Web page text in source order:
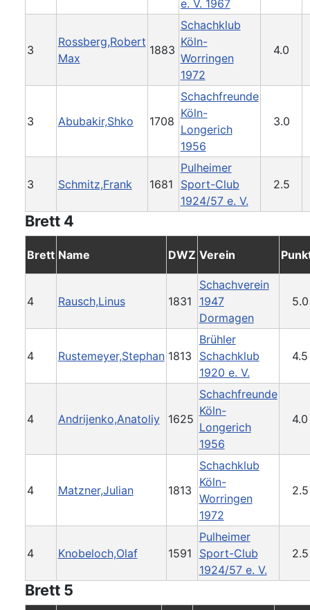
e. V. 1967
3
Rossberg,Robert
Max
1883
Schachklub
Köln-
Worringen
1972
4.0
3 Abubakir,Shko 1708
Schachfreunde
Köln-
Longerich
1956
3.0
3 Schmitz,Frank 1681
Pulheimer
Sport-Club
1924/57 e. V.
2.5
Brett 4
Brett Name DWZ Verein
4 Rausch,Linus 1831
Schachverein
1947
Dormagen
5.0
4 Rustemeyer,Stephan 1813
Brühler
Schachklub
1920 e. V.
4.5
4 Andrijenko,Anatoliy 1625
Schachfreunde
Köln-
Longerich
1956
4.0
4 Matzner,Julian 1813
Schachklub
Köln-
Worringen
1972
2.5
4 Knobeloch,Olaf 1591
Pulheimer
Sport-Club
1924/57 e. V.
2.5
Brett 5